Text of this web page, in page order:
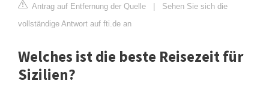
Antrag auf Entfernung der Quelle | Sehen Sie sich die
vollständige Antwort auf fti.de an
Welches ist die beste Reisezeit für
Sizilien?